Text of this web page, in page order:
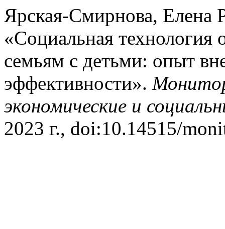
Ярская-Смирнова, Елена
«Социальная
семьям с детьми: опыт
эффективности».
экономические и
2023 г., doi:10.14515/